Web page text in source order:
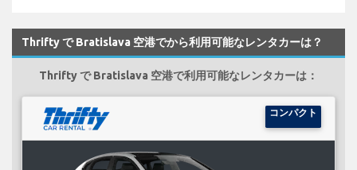
Thrifty で Bratislava 空港でから利用可能なレンタカーは？
Thrifty で Bratislava 空港で利用可能なレンタカーは：
コンパクト